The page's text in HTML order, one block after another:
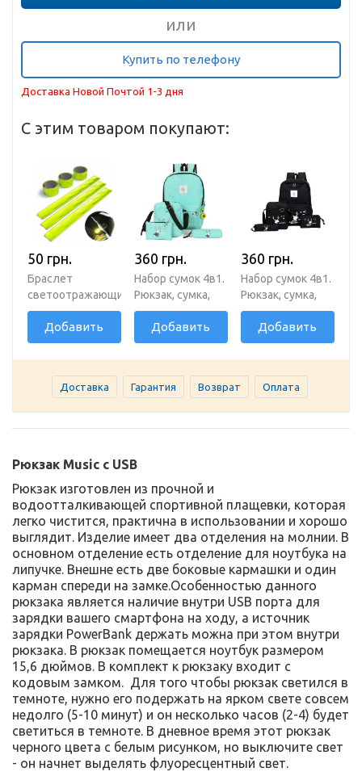
или
Купить по телефону
Доставка Новой Почтой 1-3 дня
С этим товаром покупают:
50 грн.
Браслет
светоотражающий
салатовый
30х3см
Добавить
360 грн.
Набор сумок 4в1.
Рюкзак, сумка,
косметичка,
пенал
бирюзовый
Добавить
360 грн.
Набор сумок 4в1.
Рюкзак, сумка,
косметичка,
пенал черный
Добавить
Доставка Гарантия Возврат Оплата
Рюкзак Music с USB
Рюкзак изготовлен из прочной и
водоотталкивающей спортивной плащевки, которая
легко чистится, практична в использовании и хорошо
выглядит. Изделие имеет два отделения на молнии. В
основном отделение есть отделение для ноутбука на
липучке. Внешне есть две боковые кармашки и один
карман спереди на замке.Особенностью данного
рюкзака является наличие внутри USB порта для
зарядки вашего смартфона на ходу, а источник
зарядки PowerBank держать можна при этом внутри
рюкзака. В рюкзак помещается ноутбук размером
15,6 дюймов. В комплект к рюкзаку входит с
кодовым замком. Для того чтобы рюкзак светился в
темноте, нужно его подержать на ярком свете совсем
недолго (5-10 минут) и он несколько часов (2-4) будет
светиться в темноте. В дневное время этот рюкзак
черного цвета с белым рисунком, но выключите свет
- он начнет выделять флуоресцентный свет.